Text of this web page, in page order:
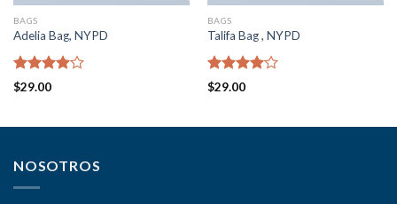
BAGS
Adelia Bag, NYPD
Valorado
$29.00
BAGS
Talifa Bag , NYPD
Valorado
$29.00
NOSOTROS